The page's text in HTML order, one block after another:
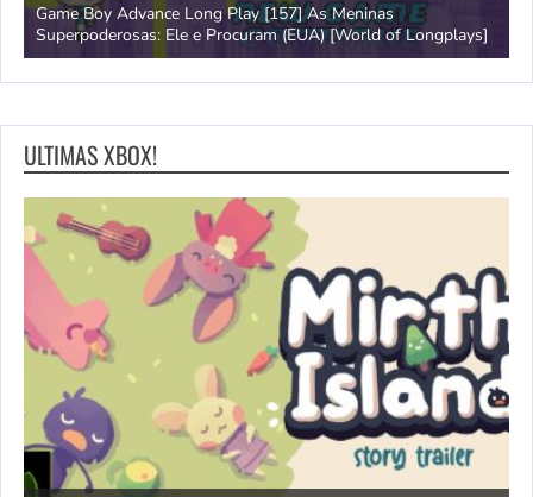
Game Boy Advance Long Play [157] As Meninas
Superpoderosas: Ele e Procuram (EUA) [World of Longplays]
ULTIMAS XBOX!